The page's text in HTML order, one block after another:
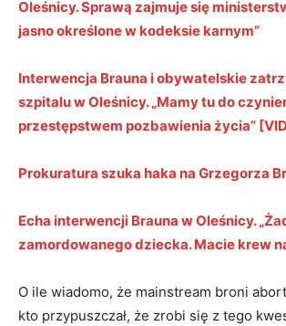
Oleśnicy. Sprawą zajmuje się
jasno określone w kodeksie karnym”
Interwencja Brauna i obywatelskie
szpitalu w Oleśnicy. „Mamy tu do
przestępstwem pozbawienia życia”
Prokuratura szuka haka na Grzegorza
Echa interwencji Brauna w Oleśnicy.
zamordowanego dziecka. Macie krew
O ile wiadomo, że mainstream broni
kto przypuszczał, że zrobi się z tego